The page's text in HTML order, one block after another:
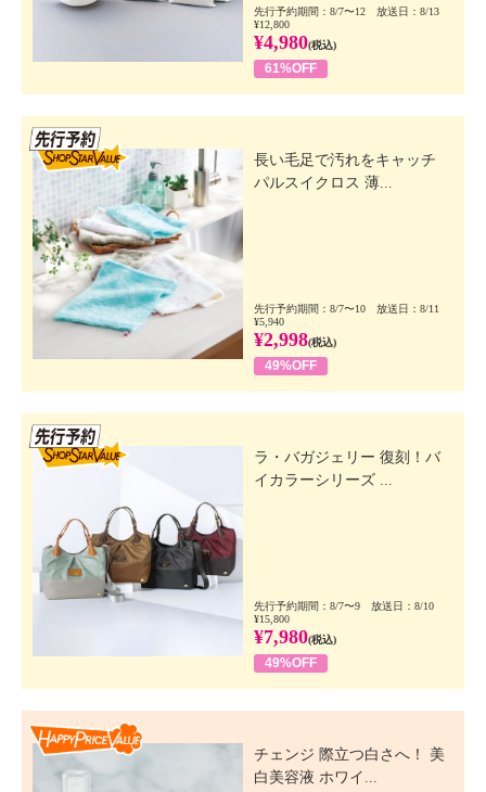
先行予約期間：8/7〜12 放送日：8/13
¥12,800
¥4,980(税込)
61%OFF
長い毛足で汚れをキャッチ
パルスイクロス 薄...
先行予約期間：8/7〜10 放送日：8/11
¥5,940
¥2,998(税込)
49%OFF
ラ・バガジェリー 復刻！バ
イカラーシリーズ ...
先行予約期間：8/7〜9 放送日：8/10
¥15,800
¥7,980(税込)
49%OFF
チェンジ 際立つ白さへ！ 美
白美容液 ホワイ...